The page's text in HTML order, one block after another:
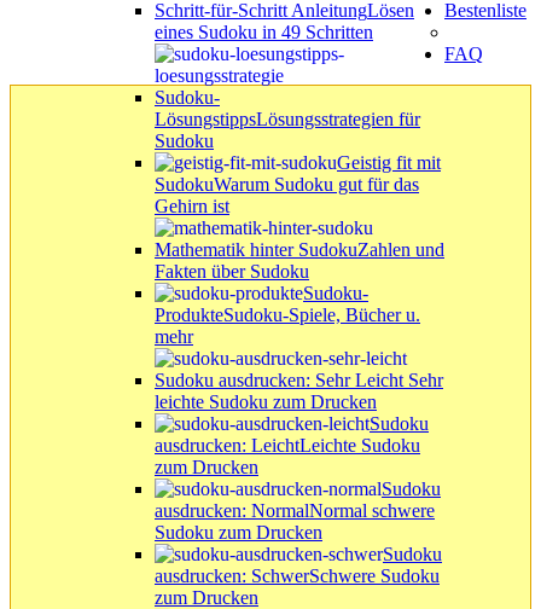
Schritt-für-Schritt AnleitungLösen
eines Sudoku in 49 Schritten
Sudoku-
LösungstippsLösungsstrategien für
Sudoku
Geistig fit mit
SudokuWarum Sudoku gut für das
Gehirn ist
Mathematik hinter SudokuZahlen und
Fakten über Sudoku
Sudoku-
ProdukteSudoku-Spiele, Bücher u.
mehr
Sudoku ausdrucken: Sehr Leicht Sehr
leichte Sudoku zum Drucken
Sudoku
ausdrucken: LeichtLeichte Sudoku
zum Drucken
Sudoku
ausdrucken: NormalNormal schwere
Sudoku zum Drucken
Sudoku
ausdrucken: SchwerSchwere Sudoku
zum Drucken
Bestenliste
FAQ